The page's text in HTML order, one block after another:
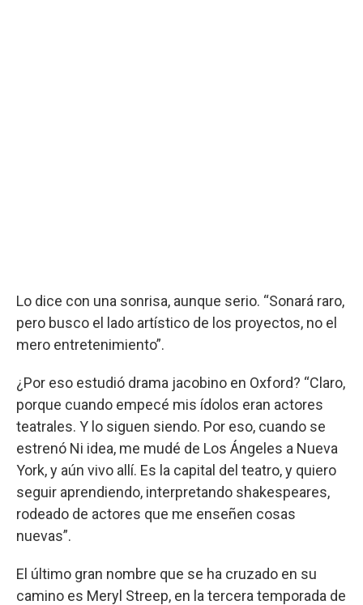
Lo dice con una sonrisa, aunque serio. “Sonará raro,
pero busco el lado artístico de los proyectos, no el
mero entretenimiento”.
¿Por eso estudió drama jacobino en Oxford? “Claro,
porque cuando empecé mis ídolos eran actores
teatrales. Y lo siguen siendo. Por eso, cuando se
estrenó Ni idea, me mudé de Los Ángeles a Nueva
York, y aún vivo allí. Es la capital del teatro, y quiero
seguir aprendiendo, interpretando shakespeares,
rodeado de actores que me enseñen cosas
nuevas”.
El último gran nombre que se ha cruzado en su
camino es Meryl Streep, en la tercera temporada de